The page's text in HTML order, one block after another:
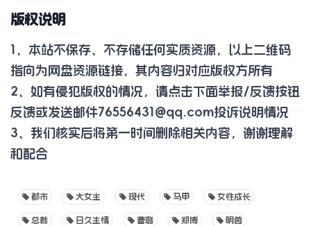
版权说明
1、本站不保存、不存储任何实质资源，以上二维码
指向为网盘资源链接，其内容归对应版权方所有
2、如有侵犯版权的情况，请点击下面举报/反馈按钮
反馈或发送邮件76556431@qq.com投诉说明情况
3、我们核实后将第一时间删除相关内容，谢谢理解
和配合
都市 大女主 现代 马甲 女性成长
总裁 日久生情 曹璐 郑博 明茵